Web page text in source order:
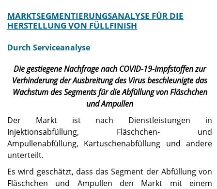
MARKTSEGMENTIERUNGSANALYSE FÜR DIE
HERSTELLUNG VON FÜLLFINISH
Durch Serviceanalyse
Die gestiegene Nachfrage nach COVID-19-Impfstoffen zur
Verhinderung der Ausbreitung des Virus beschleunigte das
Wachstum des Segments für die Abfüllung von Fläschchen
und Ampullen
Der Markt ist nach Dienstleistungen in
Injektionsabfüllung, Fläschchen- und
Ampullenabfüllung, Kartuschenabfüllung und andere
unterteilt.
Es wird geschätzt, dass das Segment der Abfüllung von
Fläschchen und Ampullen den Markt mit einem